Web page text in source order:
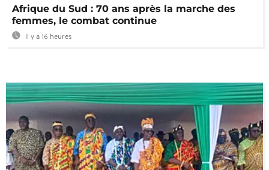
Afrique du Sud : 70 ans après la marche des
femmes, le combat continue
Il y a 16 heures